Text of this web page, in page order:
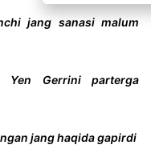
jang sanasi malum
Yen Gerrini parterga
jang haqida gapirdi